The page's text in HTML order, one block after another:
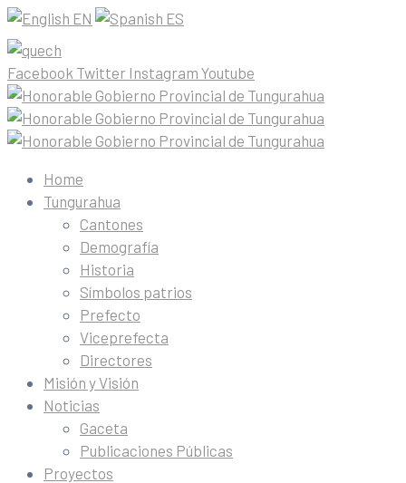
EN ES
Facebook Twitter Instagram Youtube
Home
Tungurahua
Cantones
Demografía
Historia
Símbolos patrios
Prefecto
Viceprefecta
Directores
Misión y Visión
Noticias
Gaceta
Publicaciones Públicas
Proyectos